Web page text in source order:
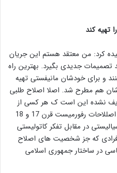
تهیه کند
کرد: من معتقد هستم این جریان
تصمیمات جدیدی بگیرد. بهترین راه
و برای خودشان مانیفستی تهیه
هم مطرح شد. اصلا اصلاح طلبی
نشده این است ک هر کسی از
ذن خود یار می شود. یک معنی اصللاحات رفورمیست قرن 17 و 18
در مقابل تفکر کاتولیستی
که جز شخصیت های اصلاح
در ساختار جمهوری اسلامی